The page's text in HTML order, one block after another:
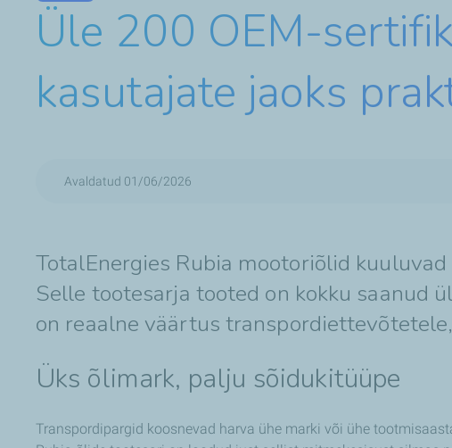
Üle 200 OEM-
kasutajate jaoks
Avaldatud 01/06/2026
TotalEnergies Rubia mootoriõlid
Selle tootesarja tooted on kokku saanud
on reaalne väärtus
Üks õlimark, palju sõidukitüüpe
Transpordipargid koosnevad harva ühe marki või ühe